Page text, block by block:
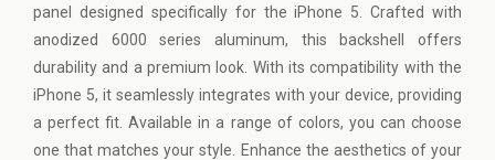
panel designed specifically for the iPhone 5. Crafted with
anodized 6000 series aluminum, this backshell offers
durability and a premium look. With its compatibility with the
iPhone 5, it seamlessly integrates with your device, providing
a perfect fit. Available in a range of colors, you can choose
one that matches your style. Enhance the aesthetics of your